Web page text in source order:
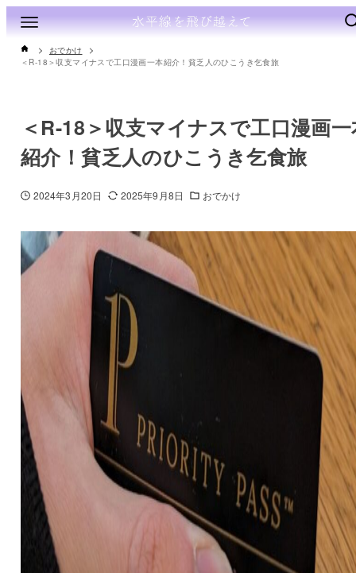
おでかけ
＜R-18＞収支マイナスで工口漫画一本紹介！貧乏人のひこうき乞食旅
＜R-18＞収支マイナスで工口漫画
紹介！貧乏人のひこうき乞食旅
2024年3月20日 2025年9月8日 おでかけ